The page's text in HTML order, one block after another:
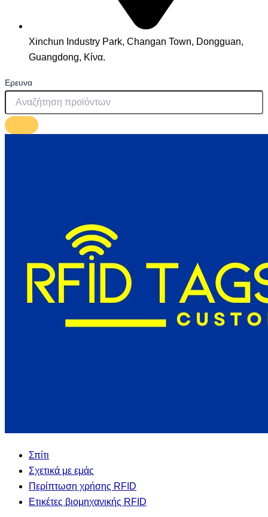
Xinchun Industry Park, Changan Town, Dongguan,
Guangdong, Κίνα.
Ερευνα
Σπίτι
Σχετικά με εμάς
Περίπτωση χρήσης RFID
Ετικέτες βιομηχανικής RFID